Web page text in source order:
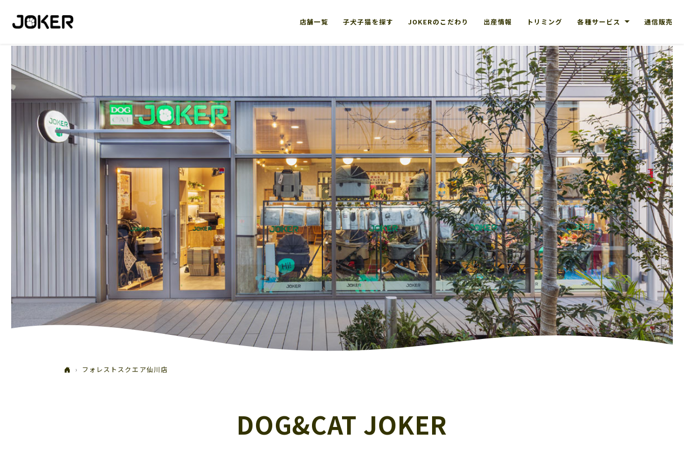
店舗一覧 子犬子猫を探す JOKERのこだわり 出産情報 トリミング 各種サービス 通信販売
フォレストスクエア仙川店
DOG&CAT JOKER